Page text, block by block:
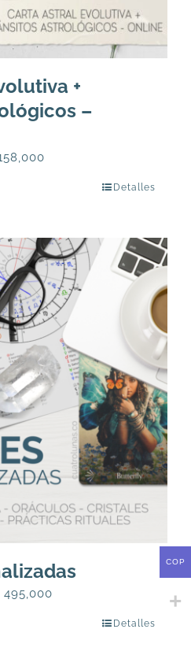
+
–
COP$
158,000.
Detalles
495,000
Detalles
COP